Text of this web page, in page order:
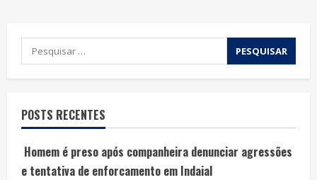
POSTS RECENTES
Homem é preso após companheira denunciar agressões
e tentativa de enforcamento em Indaial